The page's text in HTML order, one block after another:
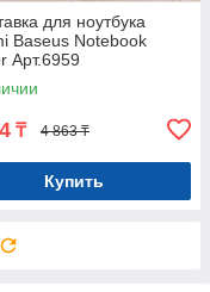
для ноутбука
Baseus Notebook
Арт.6959
₸ 4 863 ₸
Купить